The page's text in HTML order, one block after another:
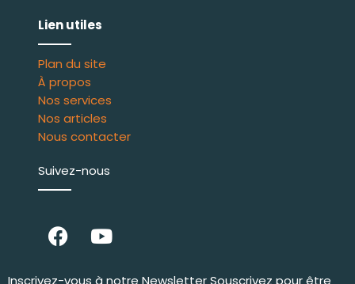
Lien utiles
Plan du site
À propos
Nos services
Nos articles
Nous contacter
Suivez-nous
Inscrivez-vous à notre Newsletter Souscrivez pour être